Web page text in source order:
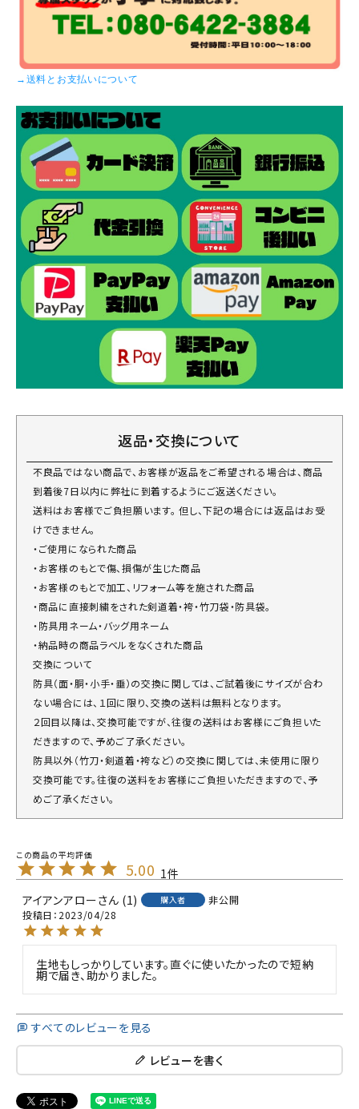
→送料とお支払いについて
返品・交換について
不良品ではない商品で、お客様が返品をご希望される場合は、商品
到着後7日以内に弊社に到着するようにご返送ください。
送料はお客様でご負担願います。 但し、下記の場合には返品はお受
けできません。
・ご使用になられた商品
・お客様のもとで傷、損傷が生じた商品
・お客様のもとで加工、リフォーム等を施された商品
・商品に直接刺繍をされた剣道着・袴・竹刀袋・防具袋。
・防具用ネーム・バッグ用ネーム
・納品時の商品ラベルをなくされた商品
交換について
防具（面・胴・小手・垂）の交換に関しては、ご試着後にサイズが合わ
ない場合には、１回に限り、交換の送料は無料となります。
２回目以降は、交換可能ですが、往復の送料はお客様にご負担いた
だきますので、予めご了承ください。
防具以外（竹刀・剣道着・袴など）の交換に関しては、未使用に限り
交換可能です。往復の送料をお客様にご負担いただきますので、予
めご了承ください。
5.00 1
アイアンアロー
1 購入者
非公開
投稿日 2023/04/28
生地もしっかりしています。直ぐに使いたかったので短納
期で届き、助かりました。
すべてのレビューを見る
レビューを書く